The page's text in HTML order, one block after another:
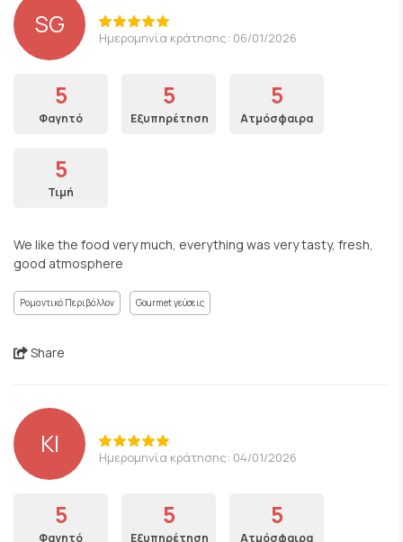
SG Ημερομηνία κράτησης: 06/01/2026
5
Φαγητό
5
Εξυπηρέτηση
5
Ατμόσφαιρα
5
Τιμή
We like the food very much, everything was very tasty, fresh,
good atmosphere
Ρομαντικό Περιβάλλον Gourmet γεύσεις
Share
ΚΙ Ημερομηνία κράτησης: 04/01/2026
5
Φαγητό
5
Εξυπηρέτηση
5
Ατμόσφαιρα